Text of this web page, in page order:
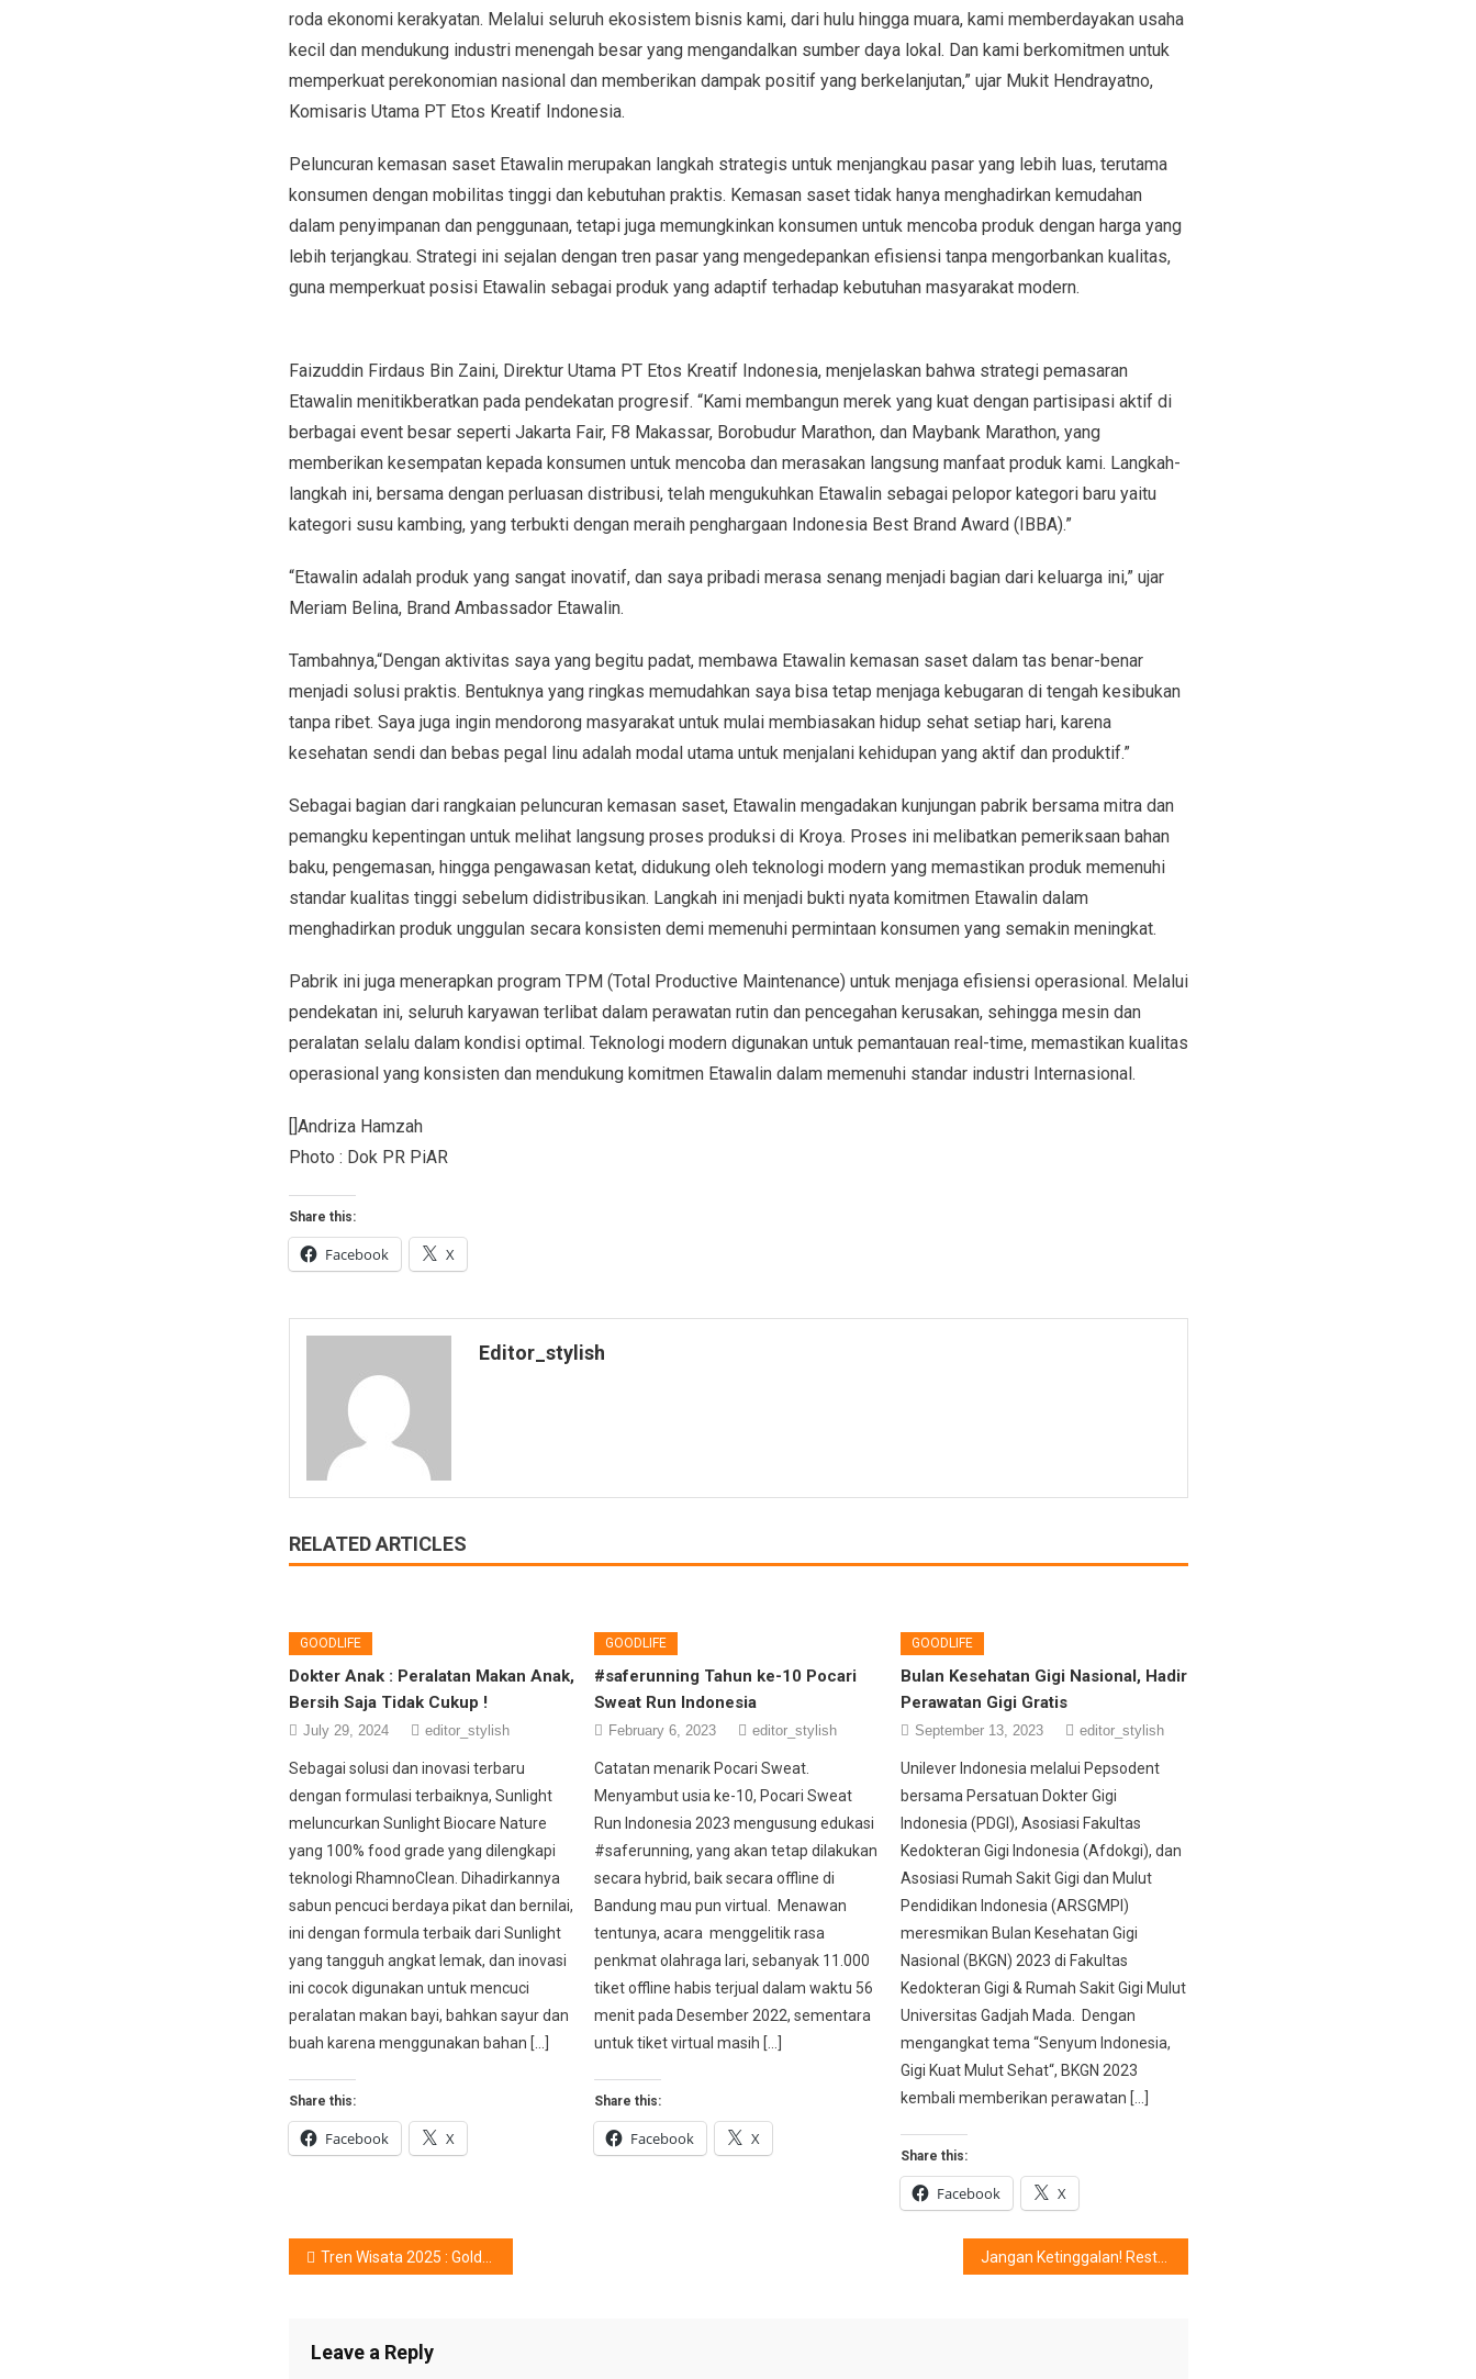
roda ekonomi kerakyatan. Melalui seluruh ekosistem bisnis kami, dari hulu hingga muara, kami memberdayakan usaha
kecil dan mendukung industri menengah besar yang mengandalkan sumber daya lokal. Dan kami berkomitmen untuk
memperkuat perekonomian nasional dan memberikan dampak positif yang berkelanjutan,” ujar Mukit Hendrayatno,
Komisaris Utama PT Etos Kreatif Indonesia.
Peluncuran kemasan saset Etawalin merupakan langkah strategis untuk menjangkau pasar yang lebih luas, terutama
konsumen dengan mobilitas tinggi dan kebutuhan praktis. Kemasan saset tidak hanya menghadirkan kemudahan
dalam penyimpanan dan penggunaan, tetapi juga memungkinkan konsumen untuk mencoba produk dengan harga yang
lebih terjangkau. Strategi ini sejalan dengan tren pasar yang mengedepankan efisiensi tanpa mengorbankan kualitas,
guna memperkuat posisi Etawalin sebagai produk yang adaptif terhadap kebutuhan masyarakat modern.
Faizuddin Firdaus Bin Zaini, Direktur Utama PT Etos Kreatif Indonesia, menjelaskan bahwa strategi pemasaran
Etawalin menitikberatkan pada pendekatan progresif. “Kami membangun merek yang kuat dengan partisipasi aktif di
berbagai event besar seperti Jakarta Fair, F8 Makassar, Borobudur Marathon, dan Maybank Marathon, yang
memberikan kesempatan kepada konsumen untuk mencoba dan merasakan langsung manfaat produk kami. Langkah-
langkah ini, bersama dengan perluasan distribusi, telah mengukuhkan Etawalin sebagai pelopor kategori baru yaitu
kategori susu kambing, yang terbukti dengan meraih penghargaan Indonesia Best Brand Award (IBBA).”
“Etawalin adalah produk yang sangat inovatif, dan saya pribadi merasa senang menjadi bagian dari keluarga ini,” ujar
Meriam Belina, Brand Ambassador Etawalin.
Tambahnya,“Dengan aktivitas saya yang begitu padat, membawa Etawalin kemasan saset dalam tas benar-benar
menjadi solusi praktis. Bentuknya yang ringkas memudahkan saya bisa tetap menjaga kebugaran di tengah kesibukan
tanpa ribet. Saya juga ingin mendorong masyarakat untuk mulai membiasakan hidup sehat setiap hari, karena
kesehatan sendi dan bebas pegal linu adalah modal utama untuk menjalani kehidupan yang aktif dan produktif.”
Sebagai bagian dari rangkaian peluncuran kemasan saset, Etawalin mengadakan kunjungan pabrik bersama mitra dan
pemangku kepentingan untuk melihat langsung proses produksi di Kroya. Proses ini melibatkan pemeriksaan bahan
baku, pengemasan, hingga pengawasan ketat, didukung oleh teknologi modern yang memastikan produk memenuhi
standar kualitas tinggi sebelum didistribusikan. Langkah ini menjadi bukti nyata komitmen Etawalin dalam
menghadirkan produk unggulan secara konsisten demi memenuhi permintaan konsumen yang semakin meningkat.
Pabrik ini juga menerapkan program TPM (Total Productive Maintenance) untuk menjaga efisiensi operasional. Melalui
pendekatan ini, seluruh karyawan terlibat dalam perawatan rutin dan pencegahan kerusakan, sehingga mesin dan
peralatan selalu dalam kondisi optimal. Teknologi modern digunakan untuk pemantauan real-time, memastikan kualitas
operasional yang konsisten dan mendukung komitmen Etawalin dalam memenuhi standar industri Internasional.
[]Andriza Hamzah
Photo : Dok PR PiAR
Share this:
Facebook X
Editor_stylish
RELATED ARTICLES
GOODLIFE
Dokter Anak : Peralatan Makan Anak,
Bersih Saja Tidak Cukup !
July 29, 2024 editor_stylish
Sebagai solusi dan inovasi terbaru
dengan formulasi terbaiknya, Sunlight
meluncurkan Sunlight Biocare Nature
yang 100% food grade yang dilengkapi
teknologi RhamnoClean. Dihadirkannya
sabun pencuci berdaya pikat dan bernilai,
ini dengan formula terbaik dari Sunlight
yang tangguh angkat lemak, dan inovasi
ini cocok digunakan untuk mencuci
peralatan makan bayi, bahkan sayur dan
buah karena menggunakan bahan […]
Share this:
Facebook X
GOODLIFE
#saferunning Tahun ke-10 Pocari
Sweat Run Indonesia
February 6, 2023 editor_stylish
Catatan menarik Pocari Sweat.
Menyambut usia ke-10, Pocari Sweat
Run Indonesia 2023 mengusung edukasi
#saferunning, yang akan tetap dilakukan
secara hybrid, baik secara offline di
Bandung mau pun virtual. Menawan
tentunya, acara menggelitik rasa
penkmat olahraga lari, sebanyak 11.000
tiket offline habis terjual dalam waktu 56
menit pada Desember 2022, sementara
untuk tiket virtual masih […]
Share this:
Facebook X
GOODLIFE
Bulan Kesehatan Gigi Nasional, Hadir
Perawatan Gigi Gratis
September 13, 2023 editor_stylish
Unilever Indonesia melalui Pepsodent
bersama Persatuan Dokter Gigi
Indonesia (PDGI), Asosiasi Fakultas
Kedokteran Gigi Indonesia (Afdokgi), dan
Asosiasi Rumah Sakit Gigi dan Mulut
Pendidikan Indonesia (ARSGMPI)
meresmikan Bulan Kesehatan Gigi
Nasional (BKGN) 2023 di Fakultas
Kedokteran Gigi & Rumah Sakit Gigi Mulut
Universitas Gadjah Mada. Dengan
mengangkat tema “Senyum Indonesia,
Gigi Kuat Mulut Sehat“, BKGN 2023
kembali memberikan perawatan […]
Share this:
Facebook X
Post
Tren Wisata 2025 : Golden Rama Hadirkan Pilihan Liburan Jangan Ketinggalan! Restoran IKEA Tawarkan Hidangan Ala Swedia dengan Penawaran Khusus
Leave a Reply